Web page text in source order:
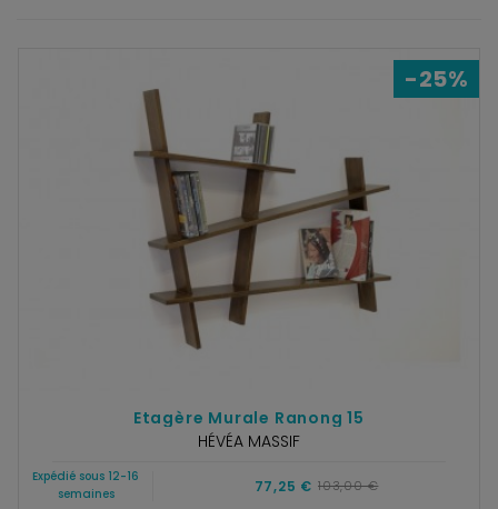
Visualiser les teintes
-25%
Etagère Murale Ranong 15
HÉVÉA MASSIF
Expédié sous 12-16
semaines
77,25 € 103,00 €